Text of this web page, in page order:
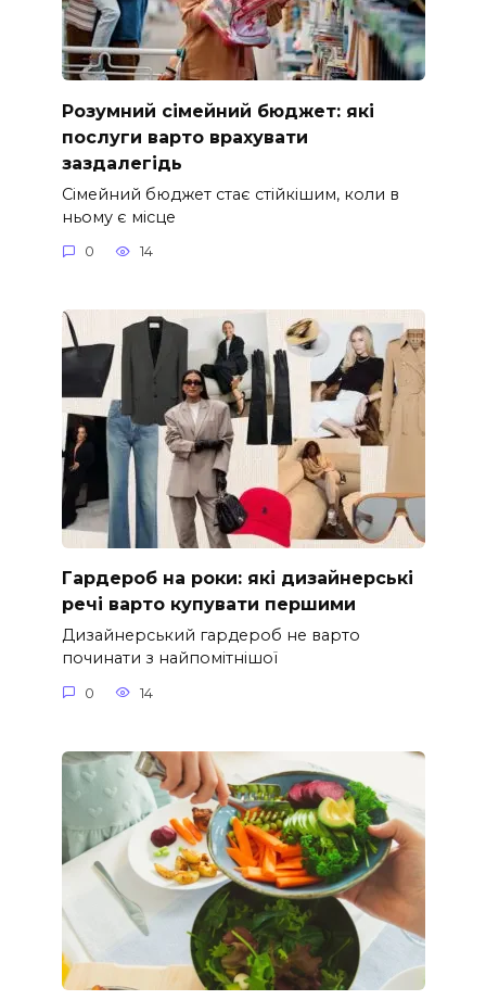
Розумний сімейний бюджет: які
послуги варто врахувати
заздалегідь
Сімейний бюджет стає стійкішим, коли в
ньому є місце
0 14
Гардероб на роки: які дизайнерські
речі варто купувати першими
Дизайнерський гардероб не варто
починати з найпомітнішої
0 14